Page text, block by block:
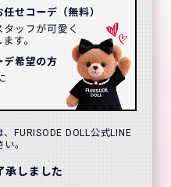
FURISODE DOLL公式LINE
い。
承しました